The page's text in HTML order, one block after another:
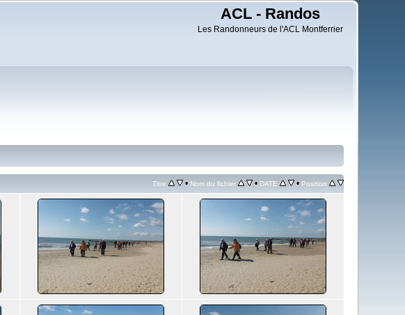
ACL - Randos
Les Randonneurs de l'ACL Montferrier
Titre • Nom du fichier • DATE • Position